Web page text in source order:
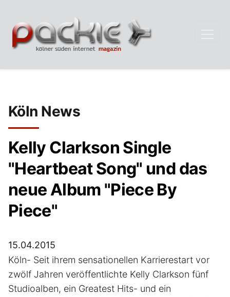
Köln News
Kelly Clarkson Single
"Heartbeat Song" und das
neue Album "Piece By
Piece"
15.04.2015
Köln- Seit ihrem sensationellen Karrierestart vor
zwölf Jahren veröffentlichte Kelly Clarkson fünf
Studioalben, ein Greatest Hits- und ein